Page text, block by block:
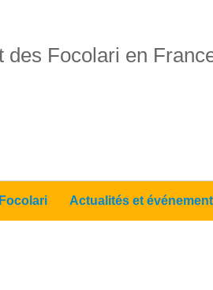
des Focolari en
Actualités et